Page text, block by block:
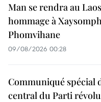
Man se rendra au
hommage à
Phomvihane
09/08/2026 00:28
Communiqué spécial
central du Parti